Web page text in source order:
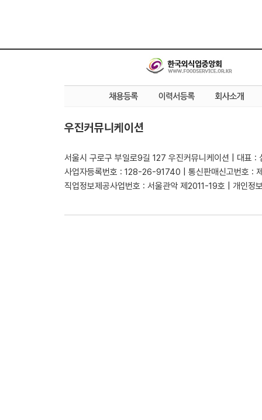
우진커뮤니케이션
서울시 구로구 부일로9길 127 우진커뮤니케이션 | 대표 :
사업자등록번호 : 128-26-91740 | 통신판매신고번호 :
직업정보제공사업번호 : 서울관악 제2011-19호 | 개인정